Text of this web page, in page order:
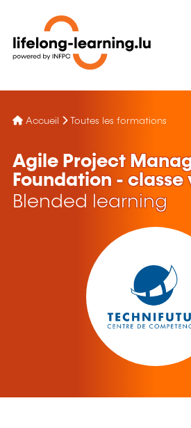
Accueil Toutes les formations
Agile Project
Foundation -
Blended learning